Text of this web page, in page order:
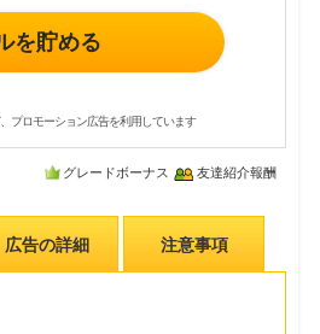
を貯める
プロモーション広告を利用しています
グレードボーナス 友達紹介報酬
広告の詳細 注意事項